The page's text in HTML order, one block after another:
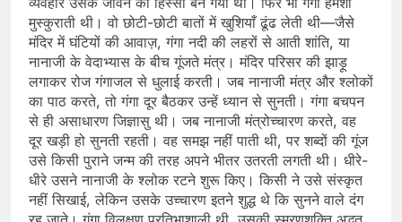
मुस्कुराती थी। वो छोटी-छोटी बातों में खुशियाँ ढूंढ लेती थी—जैसे
मंदिर में घंटियों की आवाज़, गंगा नदी की लहरों से आती शांति, या
नानाजी के वेदाभ्यास के बीच गूंजते मंत्र। मंदिर परिसर की झाड़ू
लगाकर रोज गंगाजल से धुलाई करती। जब नानाजी मंत्र और श्लोकों
का पाठ करते, तो गंगा दूर बैठकर उन्हें ध्यान से सुनती। गंगा बचपन
से ही असाधारण जिज्ञासु थी। जब नानाजी मंत्रोच्चारण करते, वह
दूर खड़ी हो सुनती रहती। वह समझ नहीं पाती थी, पर शब्दों की गूंज
उसे किसी पुराने जन्म की तरह अपने भीतर उतरती लगती थी। धीरे-
धीरे उसने नानाजी के श्लोक रटने शुरू किए। किसी ने उसे संस्कृत
नहीं सिखाई, लेकिन उसके उच्चारण इतने शुद्ध थे कि सुनने वाले दंग